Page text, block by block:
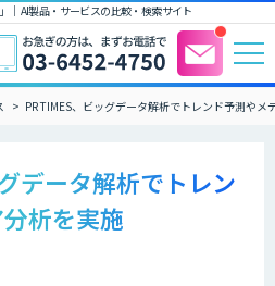
｜ AI製品・サービスの比較・検索サイト
PR TIMES、ビッグデータ解析でトレンド予測やメ
データ解析でトレン
析を実施